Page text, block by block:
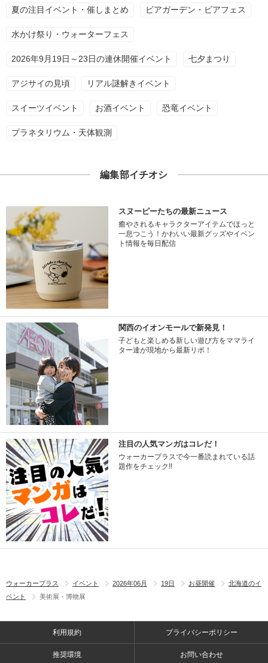
夏の注目イベント・催しまとめ ビアガーデン・ビアフェス
水かけ祭り・ウォーターフェス
2026年9月19日～23日の連休開催イベント 七夕まつり
アジサイの見頃 リアル謎解きイベント
スイーツイベント お酒イベント 恐竜イベント
プラネタリウム・天体観測
編集部イチオシ
スヌーピーたちの最新ニュース
癒やされるキャラクターアイテムでほっと
一息つこう！かわいい最新グッズやイベン
ト情報を毎日配信
関西のイオンモールで新発見！
子どもと楽しめる新しい遊び方をママライ
ター達が現地から最新リポ！
注目の人気マンガはコレだ！
ウォーカープラスで今一番読まれている話
題作をチェック!!
ウォーカープラス イベント 2026年06月 19日 お昼開催
北海道のイ
ベント
美術展・博物展
利用規約 プライバシーポリシー
推奨環境 お問い合わせ